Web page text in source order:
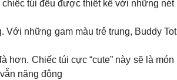
chiếc túi đều được thiết kế với những nét
Với những gam màu trẻ trung, Buddy Tot
hơn. Chiếc túi cực “cute” này sẽ là món
năng động